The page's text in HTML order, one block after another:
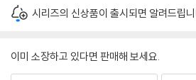
시리즈의 신상품이 출시되면 알려드립
이미 소장하고 있다면 판매해 보세요.